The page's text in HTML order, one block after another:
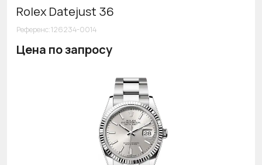
Бесплатная горячая линия8 800 555-95-99
Rolex Datejust 36
Референс:126234-0014
Цена по запросу